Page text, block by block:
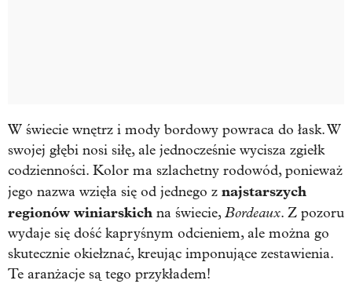
W świecie wnętrz i mody bordowy powraca do łask. W
swojej głębi nosi siłę, ale jednocześnie wycisza zgiełk
codzienności. Kolor ma szlachetny rodowód, ponieważ
jego nazwa wzięła się od jednego z najstarszych
regionów winiarskich na świecie,Bordeaux. Z pozoru
wydaje się dość kapryśnym odcieniem, ale można go
skutecznie okiełznać, kreując imponujące zestawienia.
Te aranżacje są tego przykładem!